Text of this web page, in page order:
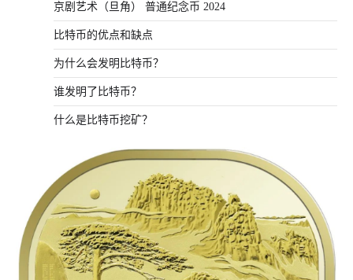
京剧艺术（旦角） 普通纪念币 2024
比特币的优点和缺点
为什么会发明比特币？
谁发明了比特币？
什么是比特币挖矿？